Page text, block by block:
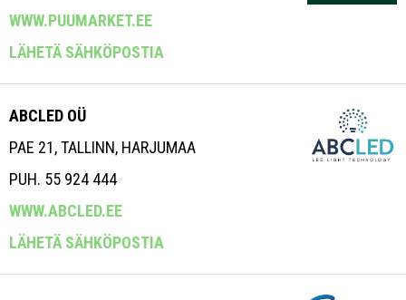
WWW.PUUMARKET.EE
LÄHETÄ SÄHKÖPOSTIA
ABCLED OÜ
PAE 21, TALLINN, HARJUMAA
PUH. 55 924 444
WWW.ABCLED.EE
LÄHETÄ SÄHKÖPOSTIA